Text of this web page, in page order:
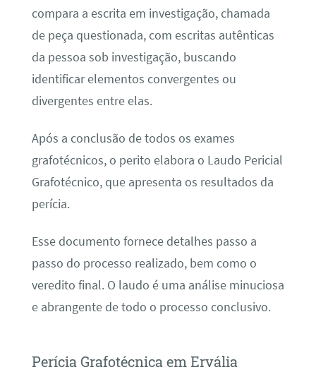
compara a escrita em investigação, chamada
de peça questionada, com escritas autênticas
da pessoa sob investigação, buscando
identificar elementos convergentes ou
divergentes entre elas.
Após a conclusão de todos os exames
grafotécnicos, o perito elabora o Laudo Pericial
Grafotécnico, que apresenta os resultados da
perícia.
Esse documento fornece detalhes passo a
passo do processo realizado, bem como o
veredito final. O laudo é uma análise minuciosa
e abrangente de todo o processo conclusivo.
Perícia Grafotécnica em Ervália